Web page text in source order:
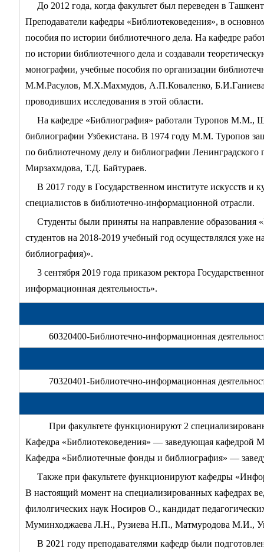
До 2012 года, когда факультет был переведен в
Преподаватели кафедры «Библиотековедения», в
пособия по истории библиотечного дела. На кафедре
по истории библиотечного дела и создавали
монографии, учебные пособия по организации
М.М.Расулов, М.Х.Махмудов, А.П.Коваленко, Б.И.Ганиева,
проводивших исследования в этой области.
На кафедре «Библиография» работали Туропов
библиографии Узбекистана. В 1974 году М.М. Туропов
по библиотечному делу и библиографии
Мирзахмдова, Т.Д. Байтураев.
В 2017 году в Государственном институте искусств и
специалистов в библиотечно-информационной отрасли.
Студенты были приняты на направление образования
студентов на 2018-2019 учебный год осуществлялся уже
библиография)».
3 сентября 2019 года приказом ректора
информационная деятельность».
60320400-Библиотечно-информационная
70320401-Библиотечно-информационная
При факультете функционируют 2
Кафедра «Библиотековедения» — заведующая кафедрой
Кафедра «Библиотечные фонды и библиография» —
Также при факультете функционируют кафедры
В настоящий момент на специализированных кафедрах
филолгических наук Носиров О., кандидат
Муминходжаева Л.Н., Рузиева Н.П., Матмуродова М.И.,
В 2021 году преподавателями кафедр были